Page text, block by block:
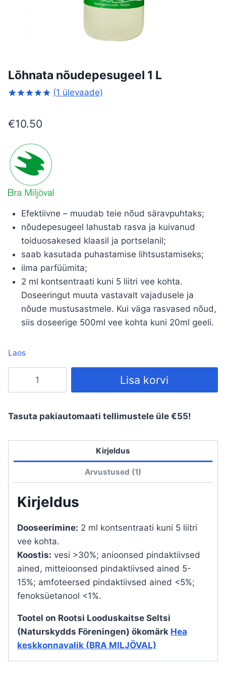
Lõhnata nõudepesugeel 1 L
kliendi
hinnangu
(1 ülevaade)
€10.50
Efektiivne – muudab teie nõud säravpuhtaks;
nõudepesugeel lahustab rasva ja kuivanud
toiduosakesed klaasil ja portselanil;
saab kasutada puhastamise lihtsustamiseks;
ilma parfüümita;
2 ml kontsentraati kuni 5 liitri vee kohta.
Doseeringut muuta vastavalt vajadusele ja
nõude mustusastmele. Kui väga rasvased nõud,
siis doseerige 500ml vee kohta kuni 20ml geeli.
Laos
L
Lisa korvi
Tasuta pakiautomaati tellimustele üle €55!
Kirjeldus
Arvustused (1)
Kirjeldus
Dooseerimine: 2 ml kontsentraati kuni 5 liitri
vee kohta.
Koostis: vesi >30%; anioonsed pindaktiivsed
ained, mitteioonsed pindaktiivsed ained 5-
15%; amfoteersed pindaktiivsed ained <5%;
fenoksüetanool <1%.
Tootel on Rootsi Looduskaitse Seltsi
(Naturskydds Föreningen) ökomärk Hea
keskkonnavalik (BRA MILJÖVAL)